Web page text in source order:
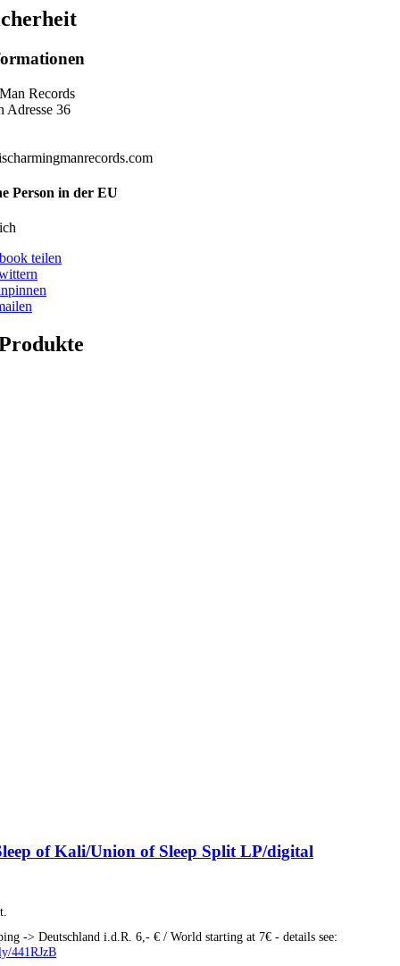
Records
Adresse 36
Person in der EU
teilen
of Kali/Union of Sleep Split LP/digital
-> Deutschland i.d.R. 6,- € / World starting at 7€ - details see:
441RJzB